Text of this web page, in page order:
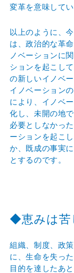
変革を意味して
以上のように、
は、政治的な革
ノベーシ ョンに
ションを起こ し
の新しいイノベー
イノベーション
により、イノベ
化し、未開の地
必要としなかっ
ーションを起こ
か、既成の事実
とするのです。
◆恵みは苦
組織、制度、政
に、生命を失っ
目的を達 したあ